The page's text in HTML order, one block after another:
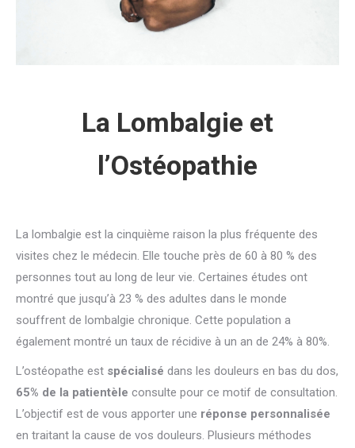
La Lombalgie et
l’Ostéopathie
La lombalgie est la cinquième raison la plus fréquente des
visites chez le médecin. Elle touche près de 60 à 80 % des
personnes tout au long de leur vie. Certaines études ont
montré que jusqu’à 23 % des adultes dans le monde
souffrent de lombalgie chronique. Cette population a
également montré un taux de récidive à un an de 24% à 80%.
L’ostéopathe est spécialisé dans les douleurs en bas du dos,
65% de la patientèle consulte pour ce motif de consultation.
L’objectif est de vous apporter une réponse personnalisée
en traitant la cause de vos douleurs. Plusieurs méthodes